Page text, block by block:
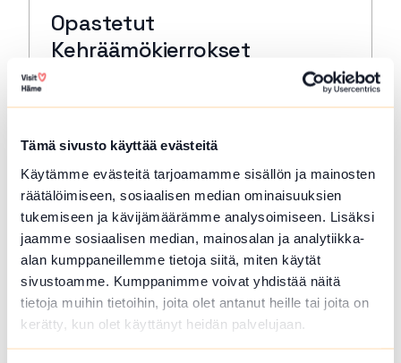
Tämä sivusto käyttää evästeitä
Käytämme evästeitä tarjoamamme sisällön ja mainosten
räätälöimiseen, sosiaalisen median ominaisuuksien
tukemiseen ja kävijämäärämme analysoimiseen. Lisäksi
jaamme sosiaalisen median, mainosalan ja analytiikka-
alan kumppaneillemme tietoja siitä, miten käytät
sivustoamme. Kumppanimme voivat yhdistää näitä
tietoja muihin tietoihin, joita olet antanut heille tai joita on
kerätty, kun olet käyttänyt heidän palvelujaan.
Opastetut
Kehräämökierrokset
Tutustu Forssan Kehräämöalueeseen, sen
tarinoihin museon oppaan johdolla.
Lue lisää tapahtumasta Opastetut